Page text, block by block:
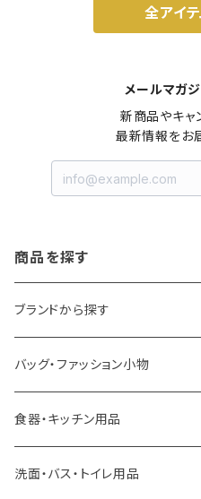
全アイ
メールマガ
新商品やキャ
最新情報をお
商品を探す
ブランドから探す
LOQI
ideaco
a.depeche
バッグ・ファッション小物
エコバッグ
アクセサリー
食器・キッチン用品
キッチンラック
洗面・バス・トイレ用品